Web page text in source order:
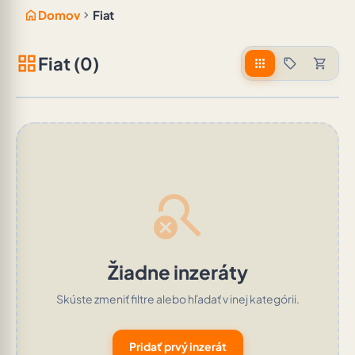
home Domov chevron_right Fiat
grid_viewFiat (0) apps sell shopping_cart
search_off
Žiadne inzeráty
Skúste zmeniť filtre alebo hľadať v inej kategórii.
Pridať prvý inzerát